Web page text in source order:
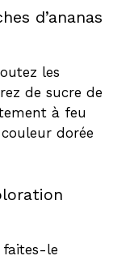
d’ananas
les
de sucre de
à feu
dorée
faites-le